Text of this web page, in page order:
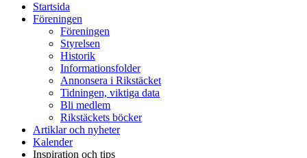
Startsida
Föreningen
Föreningen
Styrelsen
Historik
Informationsfolder
Annonsera i Rikstäcket
Tidningen, viktiga data
Bli medlem
Rikstäckets böcker
Artiklar och nyheter
Kalender
Inspiration och tips